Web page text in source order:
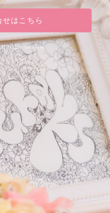
せはこちら
rights reserved